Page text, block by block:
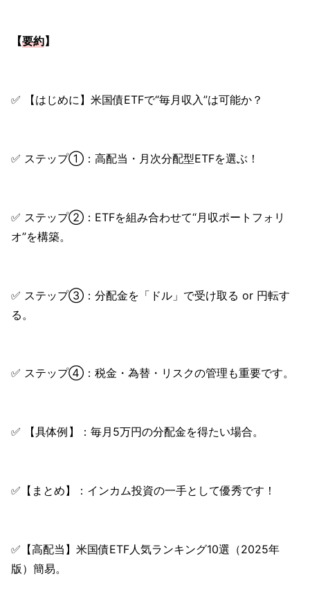
【要約】
✅ 【はじめに】米国債ETFで“毎月収入”は可能か？
✅ ステップ①：高配当・月次分配型ETFを選ぶ！
✅ ステップ②：ETFを組み合わせて“月収ポートフォリ
オ”を構築。
✅ ステップ③：分配金を「ドル」で受け取る or 円転す
る。
✅ ステップ④：税金・為替・リスクの管理も重要です。
✅ 【具体例】：毎月5万円の分配金を得たい場合。
✅【まとめ】：インカム投資の一手として優秀です！
✅【高配当】米国債ETF人気ランキング10選（2025年
版）簡易。